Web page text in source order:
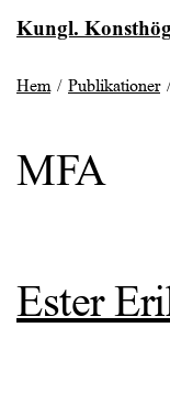
tillKungl.
Hem/ Publikationer
MFA
Ester